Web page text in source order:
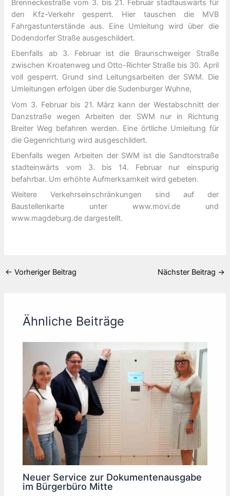
Brenneckestraße vom 3. bis 21. Februar stadtauswärts für
den Kfz-Verkehr gesperrt. Hier tauschen die MVB
Fahrgastunterstände aus. Eine Umleitung wird über die
Dodendorfer Straße ausgeschildert.
Ebenfalls ab 3. Februar ist die Braunschweiger Straße
zwischen Kroatenweg und Otto-Richter Straße bis 30. April
voll gesperrt. Grund sind Leitungsarbeiten der SWM. Die
Umleitungen erfolgen über die Sudenburger Wuhne,
Vom 3. Februar bis 21. März kann der Westabschnitt der
Danzstraße wegen Arbeiten der SWM nur in Richtung
Breiter Weg befahren werden. Eine örtliche Umleitung für
die Gegenrichtung wird ausgeschildert.
Ebenfalls wegen Arbeiten der SWM ist die Sandtorstraße
stadteinwärts vom 3. bis 14. Februar nur einspurig
befahrbar. Um erhöhte Aufmerksamkeit wird gebeten.
Weitere Verkehrseinschränkungen sind auf der
Baustellenkarte unter www.movi.de und
www.magdeburg.de dargestellt.
← Vorheriger Beitrag Nächster Beitrag →
Ähnliche Beiträge
Neuer Service zur Dokumentenausgabe
im Bürgerbüro Mitte